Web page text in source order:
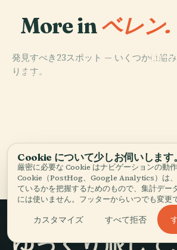
More inベレン.
発見すべき23スポット — いくつかは組
ります。
PLACE
マンガル・ダ
PLACE
PLACE
聖
ベレンの全23 スポット
ゆっくり旅して
Cookie について少しお伺いします。
厳密に必要な Cookie はナビゲーションの動
Cookie（PostHog、Google Analytics）は、
ているかを把握するためのもので、集計デー
には使いません。フッターからいつでも変更
カスタマイズ すべて拒否